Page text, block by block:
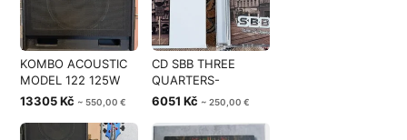
KOMBO ACOUSTIC
MODEL 122 125W
1x15 4 Ohm
13305 Kč ~ 550,00 €
CD SBB THREE
QUARTERS-
CZECHOSLOVAKIA
6051 Kč ~ 250,00 €